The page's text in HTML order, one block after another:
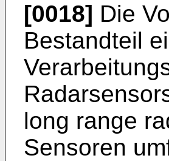
[0018] Die
Bestandteil
long range
Sensoren